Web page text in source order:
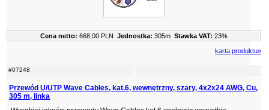
#07248
Przewód U/UTP Wave Cables, kat.6, wewnętrzny, szary, 4x2x24 AWG, Cu,
305 m, linka
Cena netto: 668,00 PLN Jednostka: 305m Stawka VAT: 23%
karta produktu»